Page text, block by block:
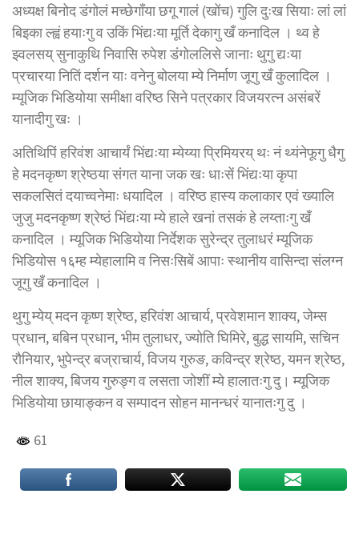
अध्यक्ष बिनोद डंगोलं मच्छेगाँया छगू गालं (खोंच) गुलि दुःख सियाः लां लां
बिइका ल्ह्वं हयाःगु व उकिं भिंद्यःया मूर्ति देकागु खँ कनादिल । थ्व हे
झ्वलसय् सुनाकुथि निवासि रुपेश डंगोललिसे जानाः थुगु द्यःया
प्रचारया नितिं दर्शन याः वनेनु बोलया म्ये निर्माण जूगु खँ कुलादिल ।
म्यूजिक भिडियोया समीक्षा वरिष्ठ सिने पत्रकार विजयरत्न असंबरें
यानादीगु खः ।
अतिथिपिं हरिवंश आचार्यं भिंद्यःया म्येय्या प्रिमियरय् थः नं थ्यंनेफूगु धैगु
हे मदनकृष्ण श्रेष्ठया संगत याना जक खः धाःसें भिंद्यःया कृपा
सकलसितं दयाच्वनेमाः धयादिल । वरिष्ठ हास्य कलाकार एवं ख्यालि
जुजु मदनकृष्ण श्रेष्ठं भिंद्यःया म्ये हाले खनां तसकं हे लय्ताःगु खँ
कनादिल । म्यूजिक भिडियोया निर्देशक सुरेन्द्र तुलाधरं म्यूजिक
भिडियोस १६म्ह म्येहालामि व निसःसिबें आपाः स्थानीय वासिन्दा संलग्न
जूगु खँ कनादिल ।
थुगु म्येय् मदन कृष्ण श्रेष्ठ, हरिवंश आचार्य, प्रवेशमान शाक्य, जेम्स
प्रधान, बबिन प्रधान, भीम तुलाधर, ज्योति घिमिरे, बुद्ध सायमि, सचिन
रौनियार, भुपेन्द्र बज्राचार्य, विजय गुरुङ, कविन्द्र श्रेष्ठ, यमन श्रेष्ठ,
नील शाक्य, बिजय गुरुङ्ग व लसता जोशीं म्ये हालातःगु दु। म्यूजिक
भिडियोया छायाङ्कन व सम्पादन सोहन मानन्धरं यानातःगु दु ।
61